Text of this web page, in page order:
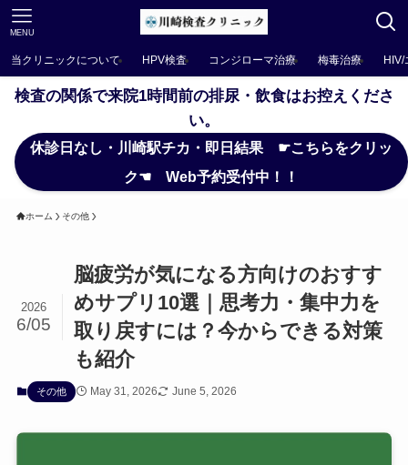
MENU
当クリニックについて HPV検査 コンジローマ治療 梅毒治療
検査の関係で来院1時間前の排尿・飲食はお控えくださ
い。
休診日なし・川崎駅チカ・即日結果 ☛こちらをクリッ
ク☚ Web予約受付中！！
ホーム その他
脳疲労が気になる方向けのおすす
めサプリ10選｜思考力・集中力を
取り戻すには？今からできる対策
も紹介
2026
6/05
その他 May 31, 2026 June 5, 2026